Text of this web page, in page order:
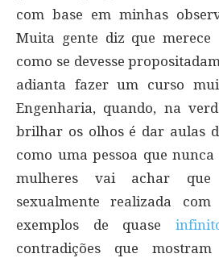
com base em minhas
Muita gente diz que merece
como se devesse
adianta fazer um curso
Engenharia, quando, na
brilhar os olhos é dar aulas
como uma pessoa que
mulheres vai achar
sexualmente realizada
exemplos de quase
contradições que